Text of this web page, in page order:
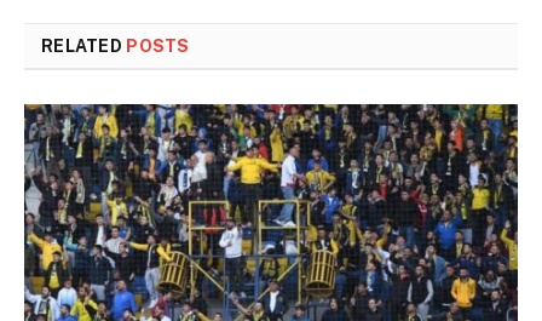
RELATED POSTS